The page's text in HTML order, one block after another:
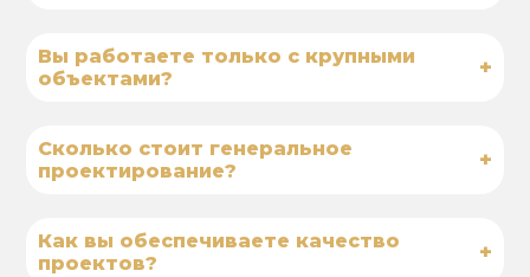
Вы работаете только с крупными
объектами?
+
Сколько стоит генеральное
проектирование?
+
Как вы обеспечиваете качество
проектов?
+